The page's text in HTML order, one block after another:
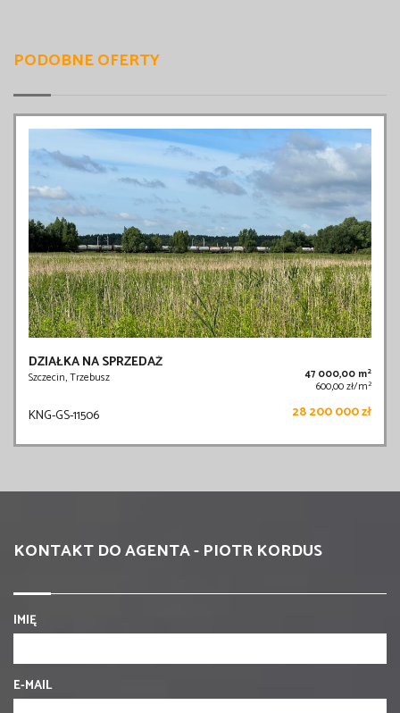
PODOBNE OFERTY
DZIAŁKA NA SPRZEDAŻ
Szczecin, Trzebusz 47 000,00 m2
600,00 zł/m2
KNG-GS-11506 28 200 000 zł
KONTAKT DO AGENTA - PIOTR KORDUS
IMIĘ
E-MAIL